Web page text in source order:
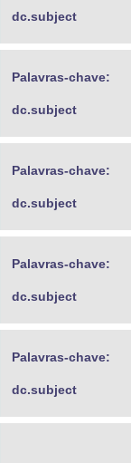
dc.subject
Palavras-chave:
dc.subject
Palavras-chave:
dc.subject
Palavras-chave:
dc.subject
Palavras-chave:
dc.subject